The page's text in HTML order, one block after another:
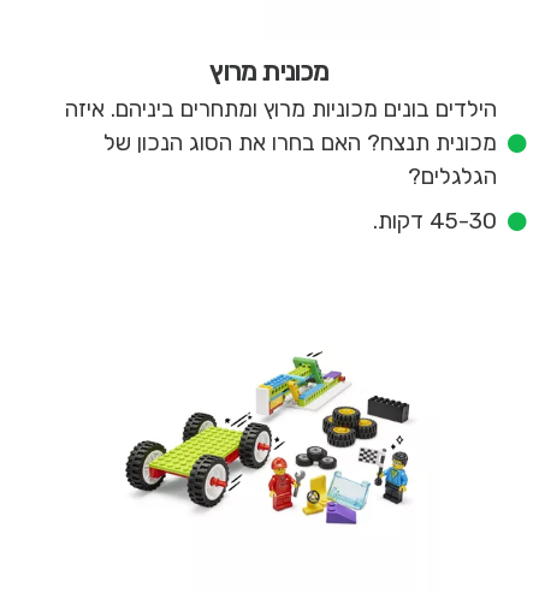
מכונית מרוץ
הילדים בונים מכוניות מרוץ ומתחרים ביניהם. איזה
מכונית תנצח? האם בחרו את הסוג הנכון של
הגלגלים?
45-30 דקות.